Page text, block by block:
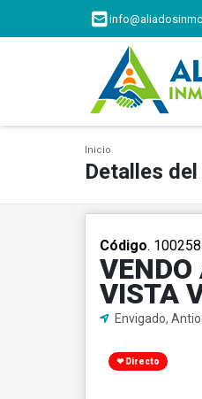
Inicio
Detalles
Código.
VISTA
Envigado,
❤ Directo